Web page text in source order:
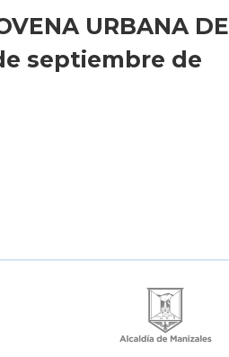
URBANA DE
septiembre de